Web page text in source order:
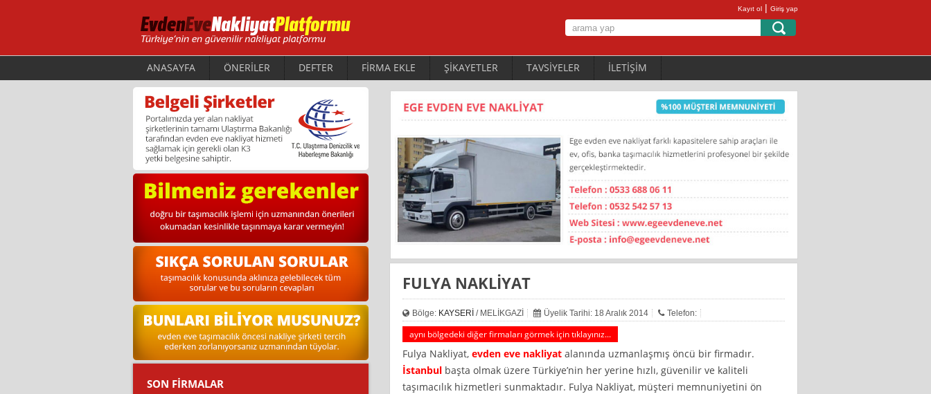
Kayıt ol | Giriş yap
ANASAYFA ÖNERİLER DEFTER FİRMA EKLE ŞİKAYETLER TAVSİYELER İLETİŞİM
FULYA NAKLİYAT
Bölge: KAYSERİ / MELİKGAZİ Üyelik Tarihi: 18 Aralık 2014 Telefon:
aynı bölgedeki diğer firmaları görmek için tıklayınız...
Fulya Nakliyat, evden eve nakliyatalanında uzmanlaşmış öncü bir firmadır.
İstanbulbaşta olmak üzere Türkiye’nin her yerine hızlı, güvenilir ve kaliteli
taşımacılık hizmetleri sunmaktadır. Fulya Nakliyat, müşteri memnuniyetini ön
SON FİRMALAR